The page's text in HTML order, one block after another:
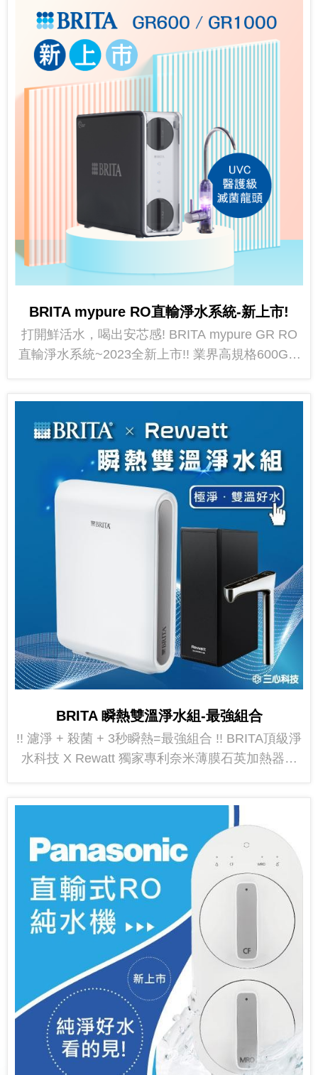
BRITA mypure RO直輸淨水系統-新上市!
打開鮮活水，喝出安芯感! BRITA mypure GR RO
直輸淨水系統~2023全新上市!! 業界高規格600G --
BRITA 瞬熱雙溫淨水組-最強組合
!! 濾淨 + 殺菌 + 3秒瞬熱=最強組合 !! BRITA頂級淨
水科技 X Rewatt 獨家專利奈米薄膜石英加熱器，